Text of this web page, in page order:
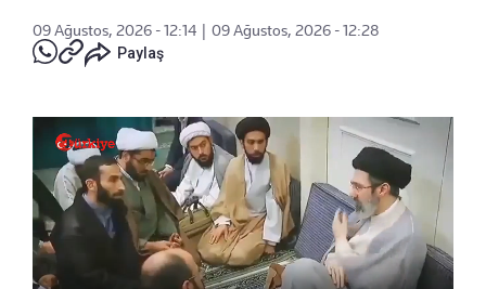
09 Ağustos, 2026 - 12:14
09 Ağustos, 2026 - 12:28
Paylaş